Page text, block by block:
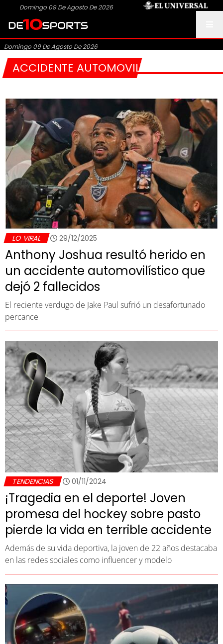
Domingo 09 De Agosto De 2026
Domingo 09 De Agosto De 2026
ACCIDENTE AUTOMOVILÍSTICO
LO VIRAL 29/12/2025
Anthony Joshua resultó herido en
un accidente automovilístico que
dejó 2 fallecidos
El reciente verdugo de Jake Paul sufrió un desafortunado
percance
TENDENCIAS 01/11/2024
¡Tragedia en el deporte! Joven
promesa del hockey sobre pasto
pierde la vida en terrible accidente
Además de su vida deportiva, la joven de 22 años destacaba
en las redes sociales como influencer y modelo